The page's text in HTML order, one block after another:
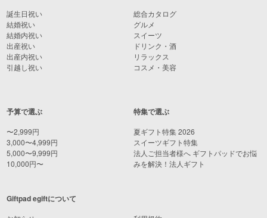
誕生日祝い
結婚祝い
結婚内祝い
出産祝い
出産内祝い
引越し祝い
予算で選ぶ
〜2,999円
3,000〜4,999円
5,000〜9,999円
10,000円〜
総合カタログ
グルメ
スイーツ
ドリンク・酒
リラックス
コスメ・美容
特集で選ぶ
夏ギフト特集 2026
スイーツギフト特集
法人ご担当者様へ ギフトパッドでお悩
みを解決！法人ギフト
Giftpad egiftについて